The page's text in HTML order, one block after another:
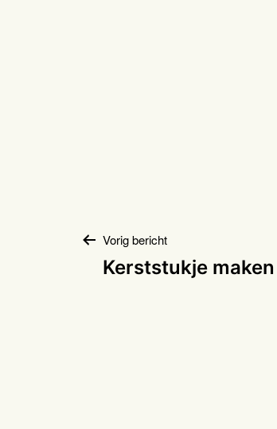
Bericht
Vorig bericht
Kerststukje maken